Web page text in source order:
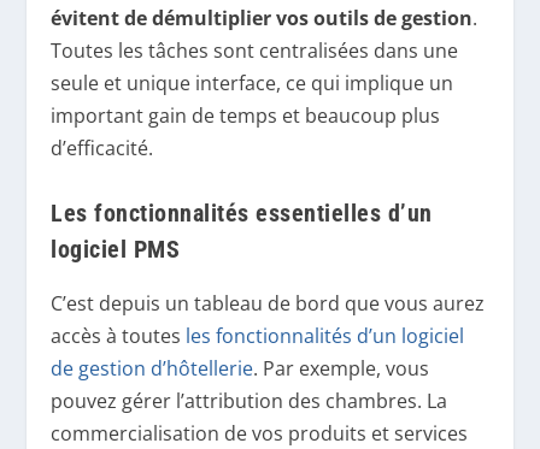
évitent de démultiplier vos outils de gestion.
Toutes les tâches sont centralisées dans une
seule et unique interface, ce qui implique un
important gain de temps et beaucoup plus
d’efficacité.
Les fonctionnalités essentielles d’un
logiciel PMS
C’est depuis un tableau de bord que vous aurez
accès à toutes les fonctionnalités d’un logiciel
de gestion d’hôtellerie. Par exemple, vous
pouvez gérer l’attribution des chambres. La
commercialisation de vos produits et services